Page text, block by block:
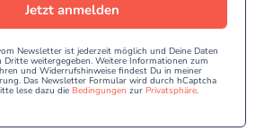
Jetzt anmelden
Newsletter ist jederzeit möglich und Deine Daten
Dritte weitergegeben. Weitere Informationen zum
und Widerrufshinweise findest Du in meiner
Das Newsletter Formular wird durch hCaptcha
lese dazu die Bedingungen zur Privatsphäre.